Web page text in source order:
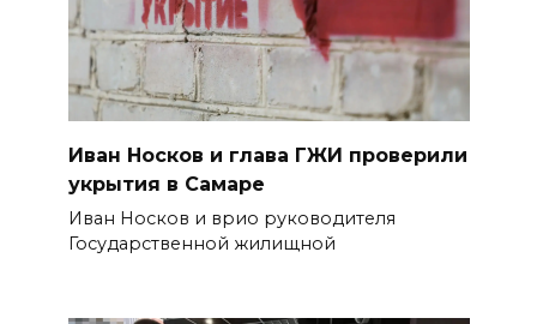
Иван Носков и глава ГЖИ проверили
укрытия в Самаре
Иван Носков и врио руководителя
Государственной жилищной